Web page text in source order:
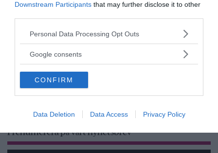
Downstream Participants that may further disclose it to other
Please note that this website/app uses one or more Google
not limited to your visit or usage behaviour. You may click to
use your data for below specified purposes in below Google
consent section.
Personal Data Processing Opt Outs
Google consents
CONFIRM
Data Deletion Data Access Privacy Policy
Ämnen: abdikadir noor
Prenumerera på vårt nyhetsbrev